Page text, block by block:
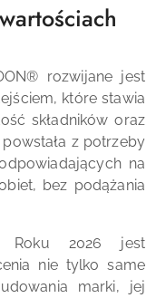
rozwijane jest
które stawia
składników oraz
z potrzeby
na
bez podążania
Roku 2026 jest
nie tylko same
marki, jej